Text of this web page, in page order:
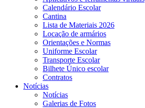
Calendário Escolar
Cantina
Lista de Materiais 2026
Locação de armários
Orientações e Normas
Uniforme Escolar
Transporte Escolar
Bilhete Único escolar
Contratos
Notícias
Notícias
Galerias de Fotos